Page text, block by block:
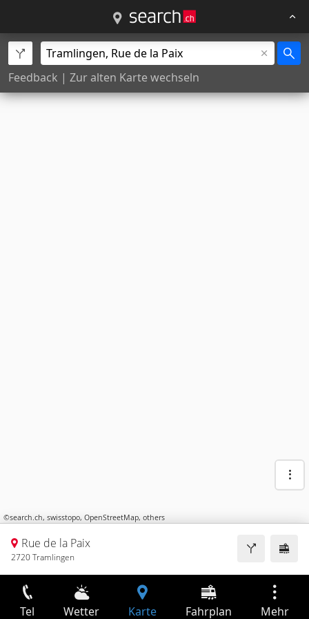
Feedback | Zur alten Karte wechseln
©search.ch, swisstopo, OpenStreetMap, others
Rue de la Paix
2720 Tramlingen
Tel Wetter Karte Fahrplan Mehr